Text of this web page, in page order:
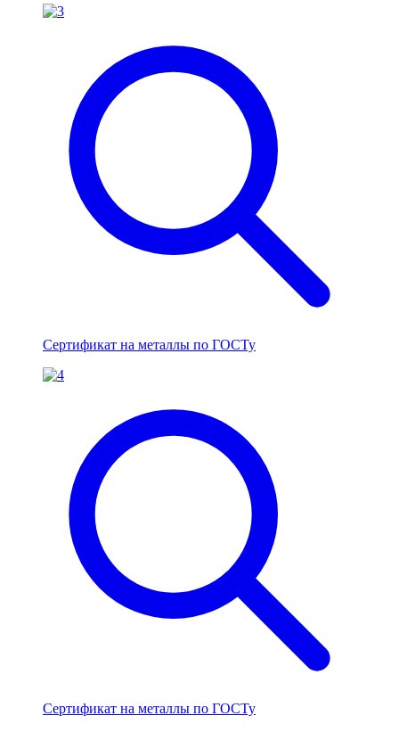
Сертификат на металлы по ГОСТу
Сертификат на металлы по ГОСТу